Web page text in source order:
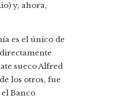
y, ahora,
es el único de
sueco Alfred
los otros, fue
Banco